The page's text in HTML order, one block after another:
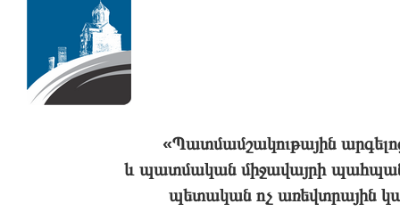
«Պատմամշակութային
և պատմական միջավայրի
պետական ոչ առեվտրային